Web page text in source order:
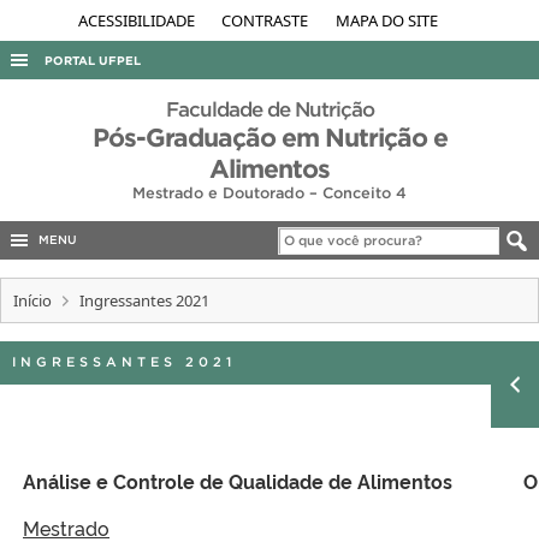
ACESSIBILIDADE CONTRASTE MAPA DO SITE
PORTAL UFPEL
ACESSO À INFORMAÇÃO
AUDITORIA
CONCURSOS
INTERNACIONAL
PORTARIAS
Faculdade de Nutrição
Pós-Graduação em Nutrição e
Alimentos
Mestrado e Doutorado – Conceito 4
MENU
Início Ingressantes 2021
INGRESSANTES 2021
Análise e Controle de Qualidade de Alimentos
Mestrado